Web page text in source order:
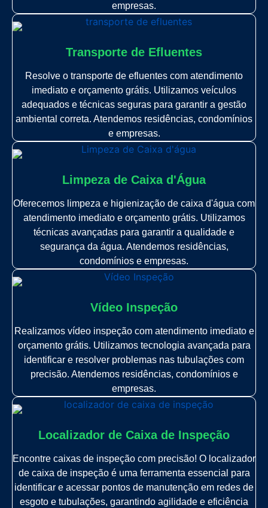
empresas.
Transporte de Efluentes
Resolve o transporte de efluentes com atendimento
imediato e orçamento grátis. Utilizamos veículos
adequados e técnicas seguras para garantir a gestão
ambiental correta. Atendemos residências, condomínios
e empresas.
Limpeza de Caixa d'Água
Oferecemos limpeza e higienização de caixa d'água com
atendimento imediato e orçamento grátis. Utilizamos
técnicas avançadas para garantir a qualidade e
segurança da água. Atendemos residências,
condomínios e empresas.
Vídeo Inspeção
Realizamos vídeo inspeção com atendimento imediato e
orçamento grátis. Utilizamos tecnologia avançada para
identificar e resolver problemas nas tubulações com
precisão. Atendemos residências, condomínios e
empresas.
Localizador de Caixa de Inspeção
Encontre caixas de inspeção com precisão! O localizador
de caixa de inspeção é uma ferramenta essencial para
identificar e acessar pontos de manutenção em redes de
esgoto e tubulações, garantindo agilidade e eficiência